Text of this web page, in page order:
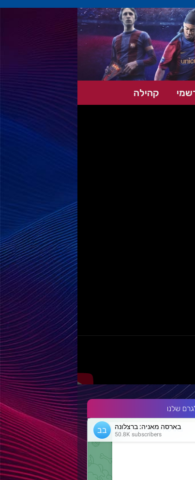
קהילה
שלנו